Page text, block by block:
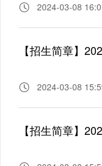
2024-03-08
【招生简章】
2024-03-08
【招生简章】